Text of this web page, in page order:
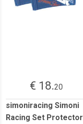
€ 18.20
simoniracing Simoni
Racing Set Protector